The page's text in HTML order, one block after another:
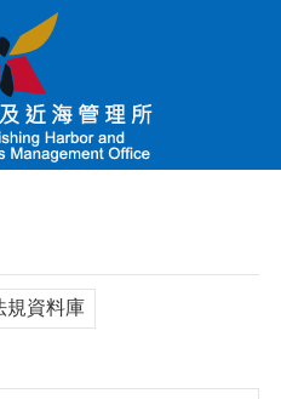
規資料庫